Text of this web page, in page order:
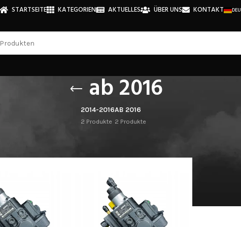
STARTSEITE KATEGORIEN AKTUELLES ÜBER UNS KONTAKT
ab 2016
2014-2016
2 Produkte
AB 2016
2 Produkte